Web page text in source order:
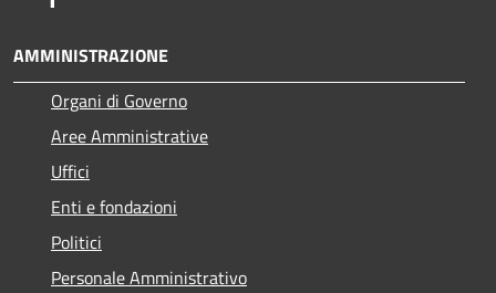
AMMINISTRAZIONE
Organi di Governo
Aree Amministrative
Uffici
Enti e fondazioni
Politici
Personale Amministrativo